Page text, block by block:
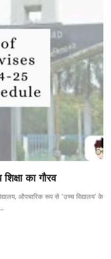
शिक्षा का गौरव
औपचारिक रूप से ‘उच्च विद्यालय’ के